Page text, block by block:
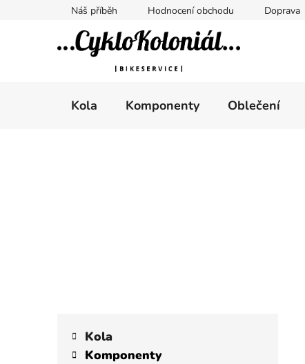
Náš příběh Hodnocení obchodu Doprava
Kola Komponenty Oblečení
kategorie
Kola
Komponenty